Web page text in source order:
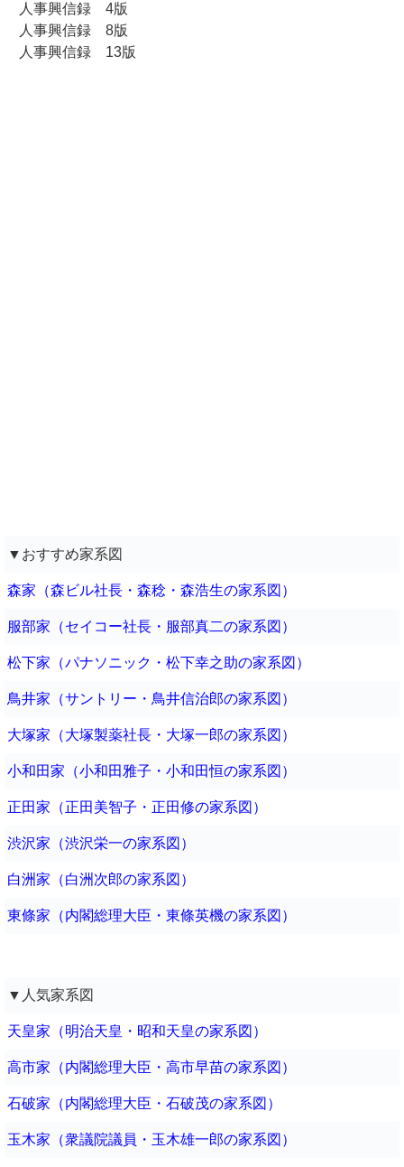
人事興信録 4版
人事興信録 8版
人事興信録 13版
▼おすすめ家系図
森家（森ビル社長・森稔・森浩生の家系図）
服部家（セイコー社長・服部真二の家系図）
松下家（パナソニック・松下幸之助の家系図）
鳥井家（サントリー・鳥井信治郎の家系図）
大塚家（大塚製薬社長・大塚一郎の家系図）
小和田家（小和田雅子・小和田恒の家系図）
正田家（正田美智子・正田修の家系図）
渋沢家（渋沢栄一の家系図）
白洲家（白洲次郎の家系図）
東條家（内閣総理大臣・東條英機の家系図）
▼人気家系図
天皇家（明治天皇・昭和天皇の家系図）
高市家（内閣総理大臣・高市早苗の家系図）
石破家（内閣総理大臣・石破茂の家系図）
玉木家（衆議院議員・玉木雄一郎の家系図）